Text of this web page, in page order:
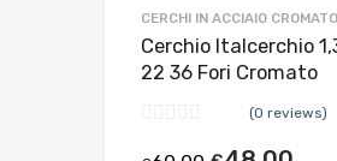
CERCHI IN ACCIAIO CROMATO
Cerchio Italcerchio
22 36 Fori Cromato
(0 reviews)